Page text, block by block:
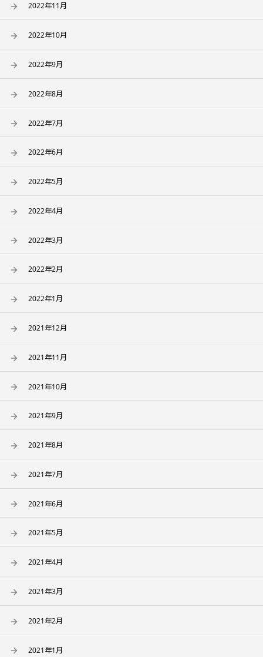
2022年11月
2022年10月
2022年9月
2022年8月
2022年7月
2022年6月
2022年5月
2022年4月
2022年3月
2022年2月
2022年1月
2021年12月
2021年11月
2021年10月
2021年9月
2021年8月
2021年7月
2021年6月
2021年5月
2021年4月
2021年3月
2021年2月
2021年1月